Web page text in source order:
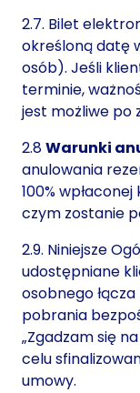
2.7. Bilet
określoną datę
osób). Jeśli
terminie,
jest możliwe po
2.8Warunki
anulowania
100%
czym zostanie
2.9. Niniejsze
udostępniane
osobnego
pobrania
„Zgadzam się
celu
umowy.